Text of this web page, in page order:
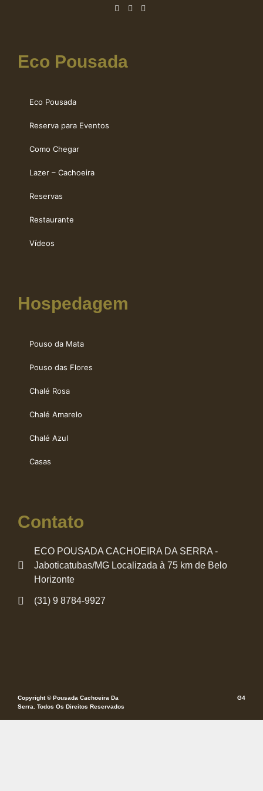
Eco Pousada
Eco Pousada
Reserva para Eventos
Como Chegar
Lazer – Cachoeira
Reservas
Restaurante
Vídeos
Hospedagem
Pouso da Mata
Pouso das Flores
Chalé Rosa
Chalé Amarelo
Chalé Azul
Casas
Contato
ECO POUSADA CACHOEIRA DA SERRA -
Jaboticatubas/MG Localizada à 75 km de Belo
Horizonte
(31) 9 8784-9927
Copyright © Pousada Cachoeira Da
Serra. Todos Os Direitos Reservados
G4